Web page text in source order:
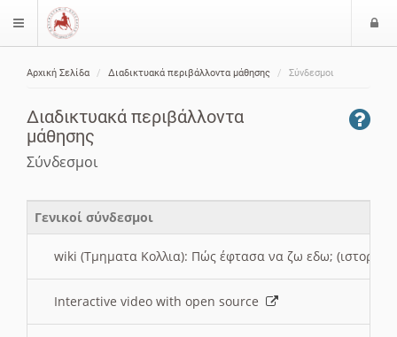
$langMenu
Αρχική Σελίδα Διαδικτυακά περιβάλλοντα μάθησης Σύνδεσμοι
Διαδικτυακά περιβάλλοντα
μάθησης
Σύνδεσμοι
Γενικοί σύνδεσμοι
wiki (Τμηματα Κολλια): Πώς έφτασα να ζω εδω; (ιστορια)
Interactive video with open source